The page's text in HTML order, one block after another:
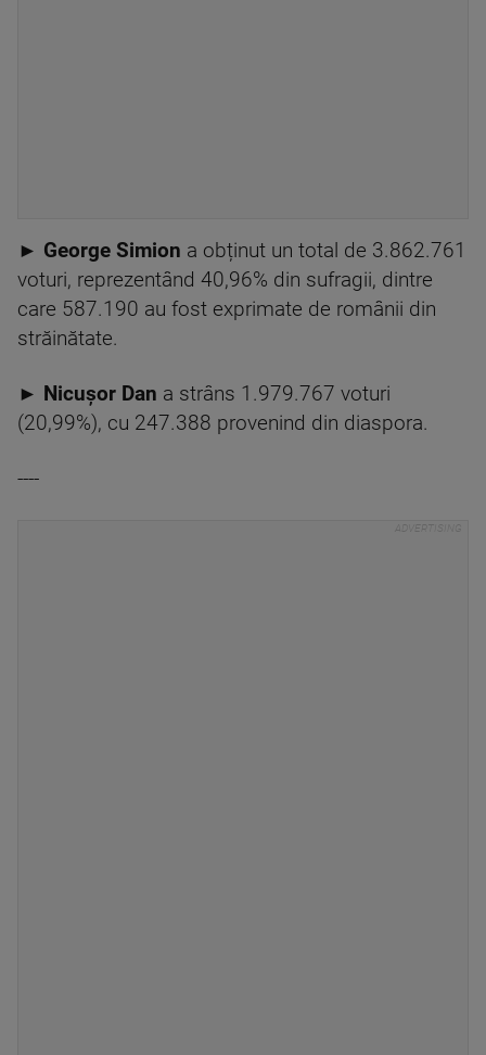
► George Simion a obținut un total de 3.862.761
voturi, reprezentând 40,96% din sufragii, dintre
care 587.190 au fost exprimate de românii din
străinătate.
► Nicușor Dan a strâns 1.979.767 voturi
(20,99%), cu 247.388 provenind din diaspora.
----